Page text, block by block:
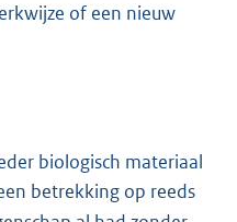
of een nieuw
biologisch materiaal
betrekking op reeds